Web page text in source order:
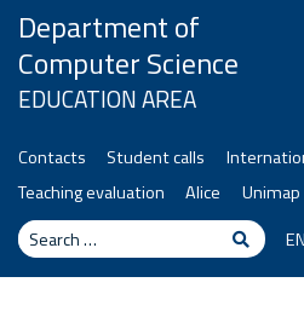
Skip to content
Department of
Computer Science
EDUCATION AREA
Contacts Student calls
Teaching evaluation
Alice
Unimap
Search
Search
EN